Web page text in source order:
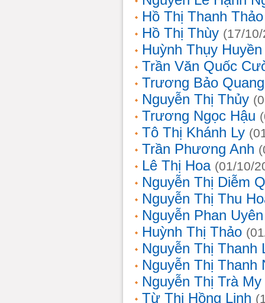
Hồ Thị Thanh Thảo
Hồ Thị Thùy (17/
Huỳnh Thụy
Trần Văn Quốc
Trương Bảo
Nguyễn Thị Thủy
Trương Ngọc Hậu
Tô Thị Khánh Ly
Trần Phương Anh
Lê Thị Hoa (01/10/
Nguyễn Thị Diễm
Nguyễn Thị Thu
Nguyễn Phan
Huỳnh Thị Thảo
Nguyễn Thị Thanh
Nguyễn Thị Thanh
Nguyễn Thị Trà My
Từ Thị Hồng Linh